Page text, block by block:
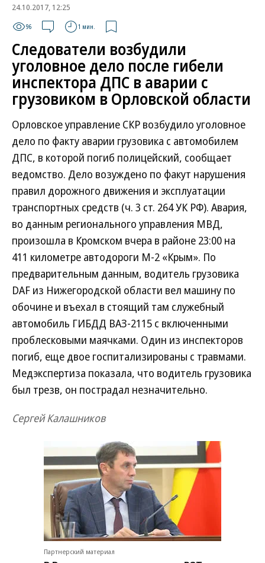
24.10.2017, 12:25
96 1 мин.
Следователи возбудили
уголовное дело после гибели
инспектора ДПС в аварии с
грузовиком в Орловской области
Орловское управление СКР возбудило уголовное
дело по факту аварии грузовика с автомобилем
ДПС, в которой погиб полицейский, сообщает
ведомство. Дело возуждено по факут нарушения
правил дорожного движения и эксплуатации
транспортных средств (ч. 3 ст. 264 УК РФ). Авария,
во данным регионального управления МВД,
произошла в Кромском вчера в районе 23:00 на
411 километре автодороги М-2 «Крым». По
предварительным данным, водитель грузовика
DAF из Нижегородской области вел машину по
обочине и въехал в стоящий там служебный
автомобиль ГИБДД ВАЗ-2115 с включенными
проблесковыми маячками. Один из инспекторов
погиб, еще двое госпитализированы с травмами.
Медэкспертиза показала, что водитель грузовика
был трезв, он пострадал незначительно.
Сергей Калашников
Партнерский материал